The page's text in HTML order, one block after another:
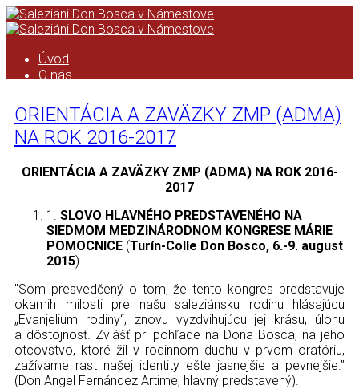
Úvod
O nás
História saleziánskeho diela na
Orave
Kronika
Kalendár
Taktovka
ZMP
Úvod
Formácia ZMP
Pravidlá ZMP
Animácia ZMP
Zo života strediska
Čo pripravujeme
Videá
Kontakt
ORIENTÁCIA A ZAVÄZKY ZMP (ADMA)
NA ROK 2016-2017
ORIENTÁCIA A ZAVÄZKYZMP (ADMA) NA ROK2016-
2017
1. SLOVO HLAVNÉHO PREDSTAVENÉHO NA
SIEDMOM MEDZINÁRODNOM KONGRESE MÁRIE
POMOCNICE (Turín-Colle Don Bosco, 6.-9. august
2015)
"Som presvedčený o tom, že tento kongres predstavuje
okamih milosti pre našu saleziánsku rodinu hlásajúcu
„Evanjelium rodiny“, znovu vyzdvihujúcu jej krásu, úlohu
a dôstojnosť. Zvlášť pri pohľade na Dona Bosca, na jeho
otcovstvo, ktoré žil v rodinnom duchu v prvom oratóriu,
zažívame rast našej identity ešte jasnejšie a pevnejšie.”
(Don Angel Fernández Artime, hlavný predstavený).